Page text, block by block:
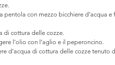
pentola con mezzo bicchiere d’acqua
di cottura delle cozze.
l’olio con l’aglio e il peperoncino.
d’acqua di cottura delle cozze